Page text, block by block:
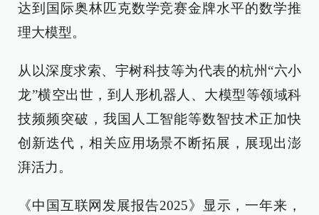
达到国际奥林匹克数学竞赛金牌水平的数学推
理大模型。
从以深度求索、宇树科技等为代表的杭州“六小
龙”横空出世，到人形机器人、大模型等领域科
技频频突破，我国人工智能等数智技术正加快
创新迭代，相关应用场景不断拓展，展现出澎
湃活力。
《中国互联网发展报告2025》显示，一年来，